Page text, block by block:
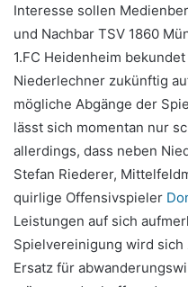
Interesse sollen
und Nachbar TSV 1860
1.FC Heidenheim
Niederlechner zukünftig
mögliche Abgänge der
lässt sich momentan nur
allerdings, dass neben
Stefan Riederer,
quirlige Offensivspieler
Leistungen auf sich
Spielvereinigung wird sich
Ersatz für